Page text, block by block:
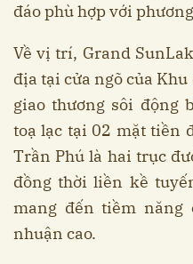
đáo phù hợp với
Về vị trí, Grand
địa tại cửa ngõ của
giao thương sôi động
toạ lạc tại 02 mặt tiền
Trần Phú là hai trục
đồng thời liền kề
mang đến tiềm
nhuận cao.